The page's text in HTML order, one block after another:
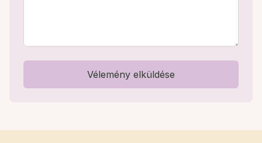
Vélemény elküldése